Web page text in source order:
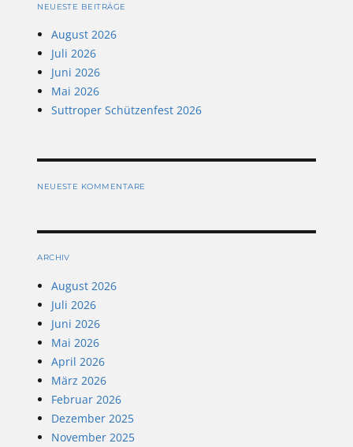
NEUESTE BEITRÄGE
August 2026
Juli 2026
Juni 2026
Mai 2026
Suttroper Schützenfest 2026
NEUESTE KOMMENTARE
ARCHIV
August 2026
Juli 2026
Juni 2026
Mai 2026
April 2026
März 2026
Februar 2026
Dezember 2025
November 2025